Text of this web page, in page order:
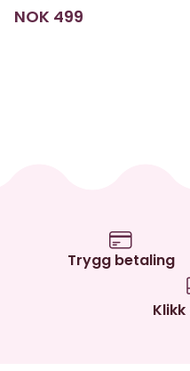
NOK 499
Trygg betaling